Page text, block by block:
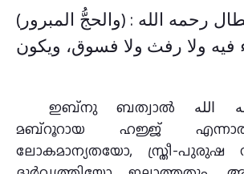
رحمه الله : (والحجُّ المبرور)
فيه ولا رفث ولا فسوق، ويكون
ഇബ്നു ബത്വാൽ رحمه الله പറഞ്ഞു:
മബ്റൂറായ ഹജ്ജ്
ലോകമാന്യതയോ, സ്ത്രീ-